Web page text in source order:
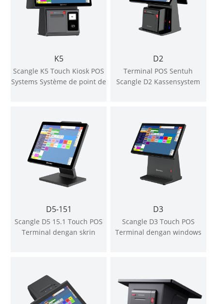
K5
Scangle K5 Touch Kiosk POS
Systems Système de point de
D2
Terminal POS Sentuh
Scangle D2 Kassensystem
D5-151
Scangle D5 15.1 Touch POS
Terminal dengan skrin
D3
Scangle D3 Touch POS
Terminal dengan windows